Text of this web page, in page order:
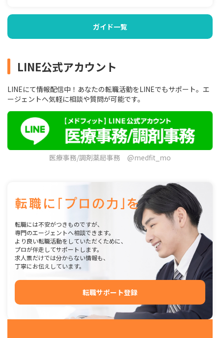
ガイド一覧
LINE公式アカウント
LINEにて情報配信中！あなたの転職活動をLINEでもサポート。エ
ージェントへ気軽に相談や質問が可能です。
医療事務/調剤薬局事務 @medfit_mo
転職には不安がつきものですが、
専門のエージェントへ相談できます。
より良い転職活動をしていただくために、
プロが伴走してサポートします。
求人票だけでは分からない情報も、
丁寧にお伝えしています。
転職サポート登録